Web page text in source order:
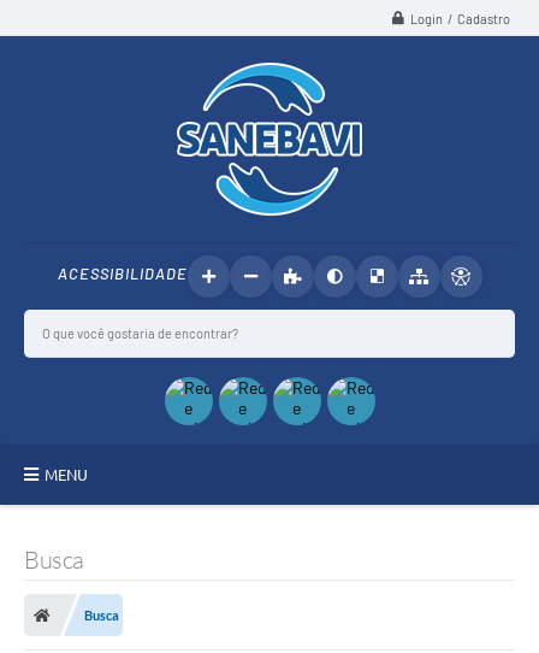
Login / Cadastro
ACESSIBILIDADE
MENU
ÁGUA
Busca
Busca